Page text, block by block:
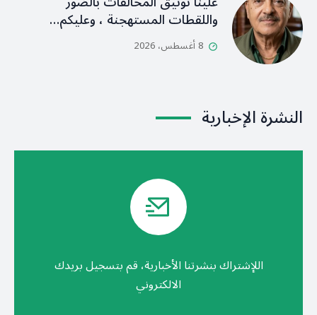
واللقطات المستهجنة ، وعليكم…
8 أغسطس، 2026
النشرة الإخبارية
اللإشتراك بنشرتنا الأخبارية، قم بتسجيل بريدك
الالكتروني